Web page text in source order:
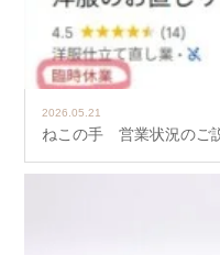
2026.05.21
ねこの手 営業状況のご